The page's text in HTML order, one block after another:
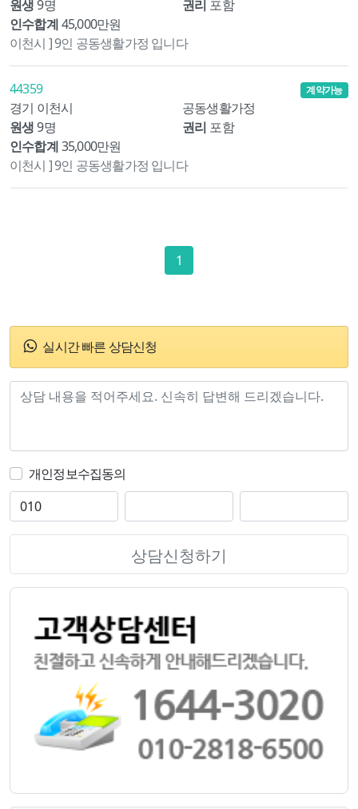
실시간 빠른 상담신청
개인정보수집동의
상담신청하기
원생 9명 권리 포함
인수합계45,000만원
이천시 ] 9인 공동생활가정 입니다
44359
경기 이천시
공동생활가정
원생 9명 권리 포함
인수합계35,000만원
계약가능
이천시 ] 9인 공동생활가정 입니다
1